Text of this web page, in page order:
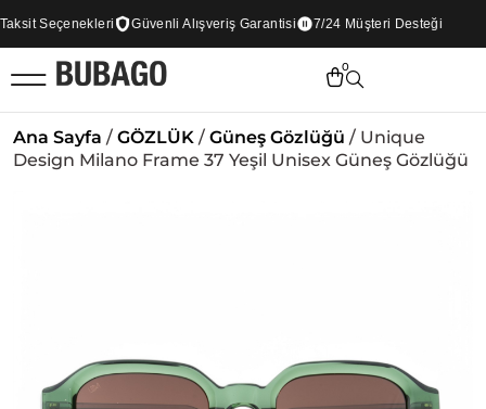
Seçenekleri Güvenli Alışveriş Garantisi 7/24 Müşteri Desteği
0
Ana Sayfa / GÖZLÜK / Güneş Gözlüğü / Unique
Design Milano Frame 37 Yeşil Unisex Güneş Gözlüğü